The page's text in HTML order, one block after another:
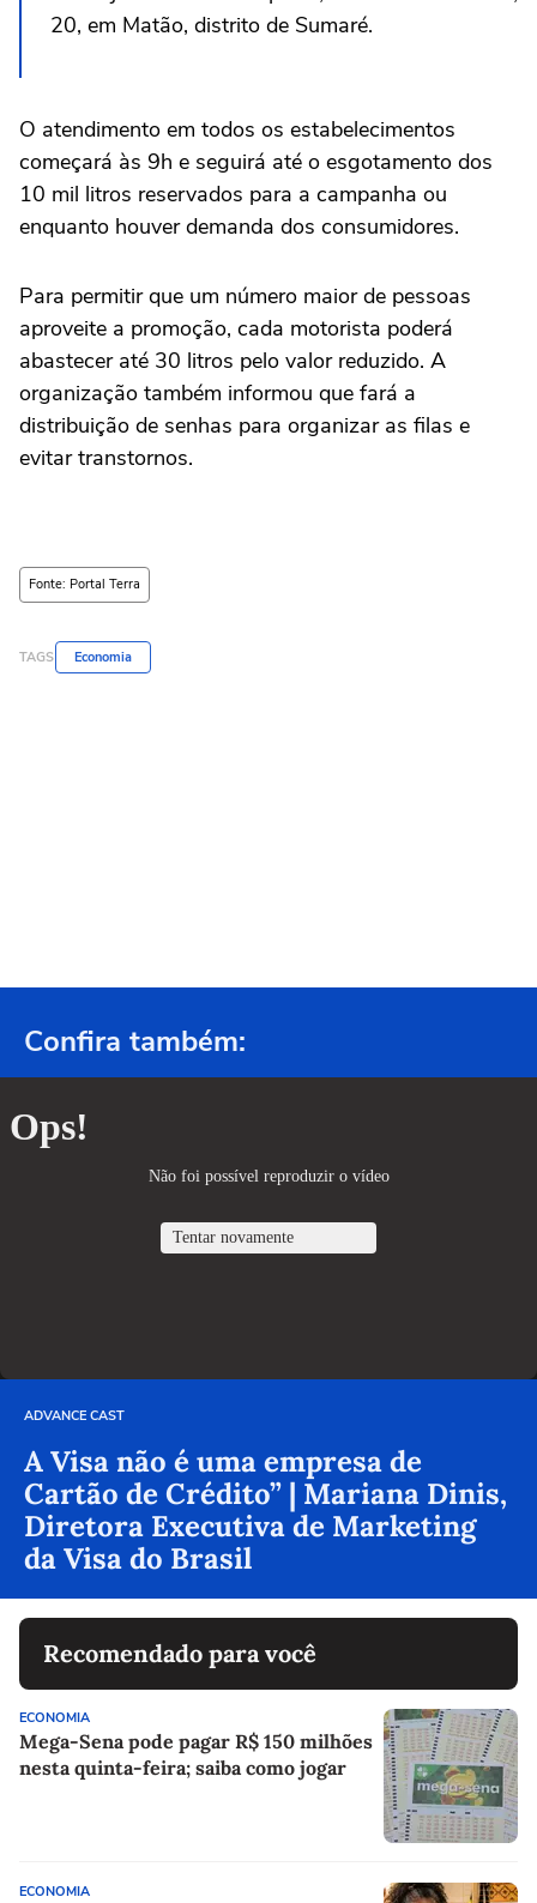
20, em Matão, distrito de Sumaré.
O atendimento em todos os estabelecimentos
começará às 9h e seguirá até o esgotamento dos
10 mil litros reservados para a campanha ou
enquanto houver demanda dos consumidores.
Para permitir que um número maior de pessoas
aproveite a promoção, cada motorista poderá
abastecer até 30 litros pelo valor reduzido. A
organização também informou que fará a
distribuição de senhas para organizar as filas e
evitar transtornos.
Fonte: Portal Terra
TAGS Economia
Confira também:
ADVANCE CAST
A Visa não é uma empresa de
Cartão de Crédito” | Mariana Dinis,
Diretora Executiva de Marketing
da Visa do Brasil
Recomendado para você
ECONOMIA
Mega-Sena pode pagar R$ 150 milhões
nesta quinta-feira; saiba como jogar
ECONOMIA